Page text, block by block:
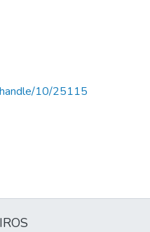
10/25115